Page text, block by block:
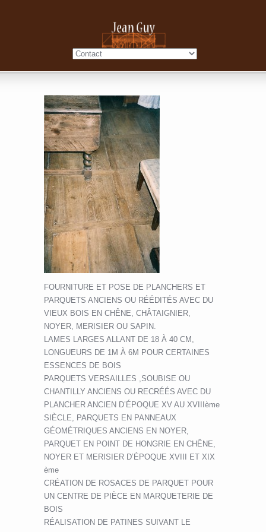
FOURNITURE ET POSE DE PLANCHERS ET
PARQUETS ANCIENS OU RÉÉDITÉS AVEC DU
VIEUX BOIS EN CHÊNE, CHÂTAIGNIER,
NOYER, MERISIER OU SAPIN.
LAMES LARGES ALLANT DE 18 À 40 CM,
LONGUEURS DE 1M À 6M POUR CERTAINES
ESSENCES DE BOIS
PARQUETS VERSAILLES ,SOUBISE OU
CHANTILLY ANCIENS OU RECRÉÉS AVEC DU
PLANCHER ANCIEN D’ÉPOQUE XV AU XVIIIème
SIÈCLE, PARQUETS EN PANNEAUX
GÉOMÉTRIQUES ANCIENS EN NOYER,
PARQUET EN POINT DE HONGRIE EN CHÊNE,
NOYER ET MERISIER D’ÉPOQUE XVIII ET XIX
ème
CRÉATION DE ROSACES DE PARQUET POUR
UN CENTRE DE PIÈCE EN MARQUETERIE DE
BOIS
RÉALISATION DE PATINES SUIVANT LE